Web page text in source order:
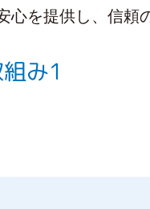
心を提供し、信頼
み1